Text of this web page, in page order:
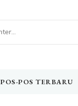
POS-POS TERBARU